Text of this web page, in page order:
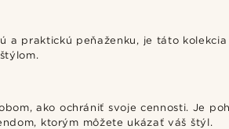
a praktickú peňaženku, je táto
ako ochrániť svoje cennosti. Je
ktorým môžete ukázať váš štýl.